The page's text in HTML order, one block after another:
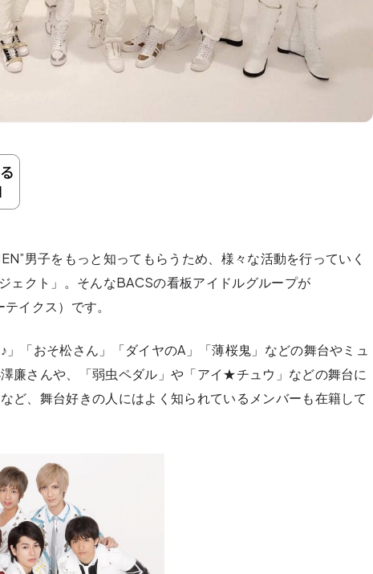
男子をもっと知ってもらうため、様々な活動を行っていく
ェクト」。そんなBACSの看板アイドルグループが
イクス）です。
」「おそ松さん」「ダイヤのA」「薄桜鬼」などの舞台やミュ
廉さんや、「弱虫ペダル」や「アイ★チュウ」などの舞台に
ど、舞台好きの人にはよく知られているメンバーも在籍して